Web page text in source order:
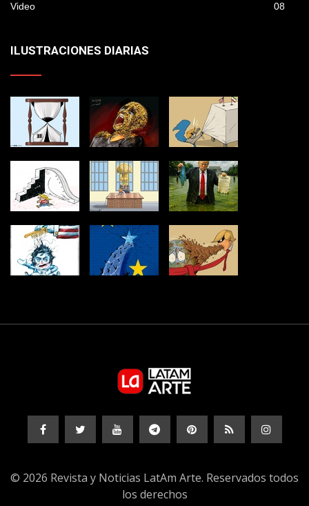
Video 08
ILUSTRACIONES DIARIAS
© 2026 Revista y Noticias LatAm Arte. Reservados todos
los derechos